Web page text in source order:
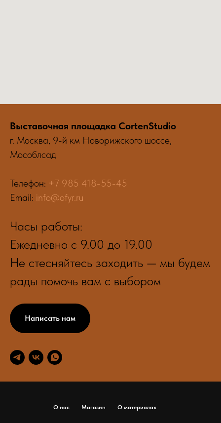
Выставочная площадка CortenStudio
г. Москва, 9-й км Новорижского шоссе,
Мособлсад
Телефон: +7 985 418-55-45
Email: info@ofyr.ru
Часы работы:
Ежедневно с 9.00 до 19.00
Не стесняйтесь заходить — мы будем
рады помочь вам с выбором
Написать нам
О нас Магазин О материалах